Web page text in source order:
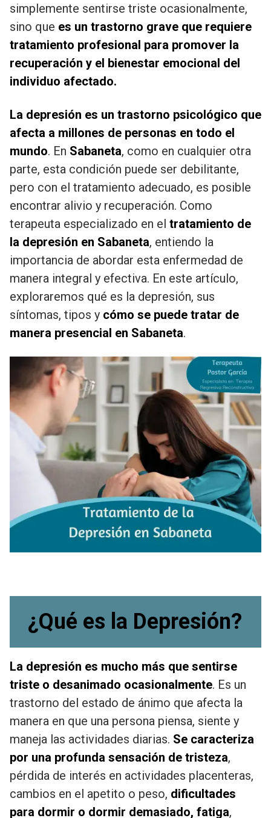
simplemente sentirse triste ocasionalmente,
sino que es un trastorno grave que requiere
tratamiento profesional para promover la
recuperación y el bienestar emocional del
individuo afectado.
La depresión es un trastorno psicológico que
afecta a millones de personas en todo el
mundo. En Sabaneta, como en cualquier otra
parte, esta condición puede ser debilitante,
pero con el tratamiento adecuado, es posible
encontrar alivio y recuperación. Como
terapeuta especializado en el tratamiento de
la depresión en Sabaneta, entiendo la
importancia de abordar esta enfermedad de
manera integral y efectiva. En este artículo,
exploraremos qué es la depresión, sus
síntomas, tipos y cómo se puede tratar de
manera presencial en Sabaneta.
¿Qué es la Depresión?
La depresión es mucho más que sentirse
triste o desanimado ocasionalmente. Es un
trastorno del estado de ánimo que afecta la
manera en que una persona piensa, siente y
maneja las actividades diarias. Se caracteriza
por una profunda sensación de tristeza,
pérdida de interés en actividades placenteras,
cambios en el apetito o peso, dificultades
para dormir o dormir demasiado, fatiga,